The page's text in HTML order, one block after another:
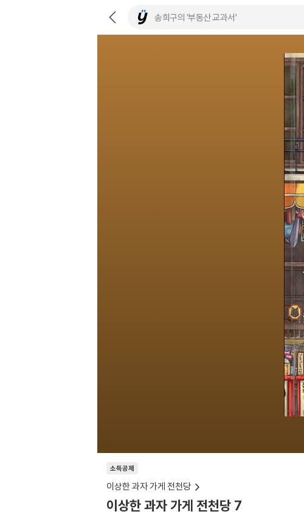
소득공제
이상한 과자 가게 전천당
이상한 과자 가게 전천당 7